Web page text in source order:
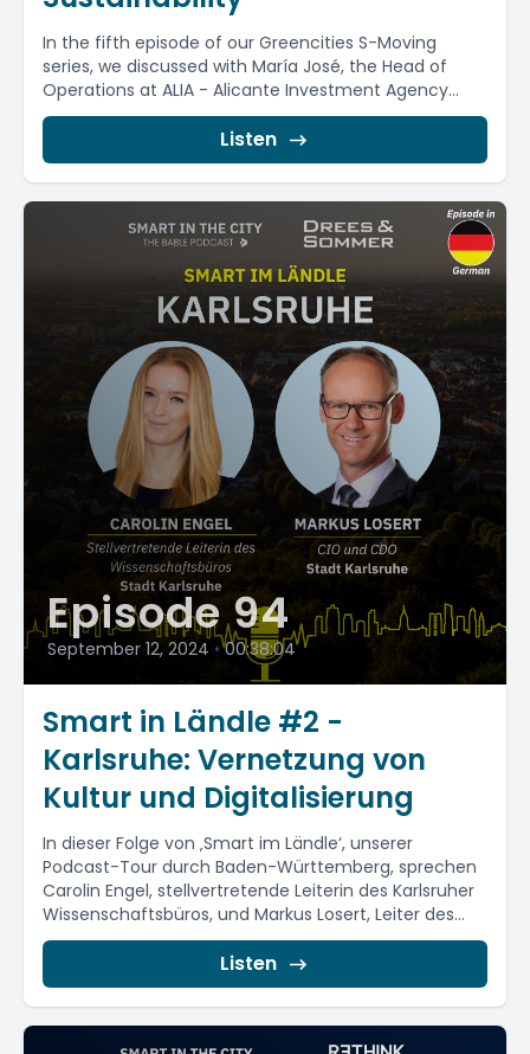
In the fifth episode of our Greencities S-Moving
series, we discussed with María José, the Head of
Operations at ALIA - Alicante Investment Agency...
Listen
Episode 94
September 12, 2024 • 00:38:04
Smart in Ländle #2 -
Karlsruhe: Vernetzung von
Kultur und Digitalisierung
In dieser Folge von ‚Smart im Ländle‘, unserer
Podcast-Tour durch Baden-Württemberg, sprechen
Carolin Engel, stellvertretende Leiterin des Karlsruher
Wissenschaftsbüros, und Markus Losert, Leiter des...
Listen